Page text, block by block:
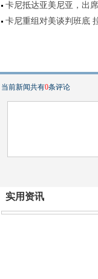
卡尼抵达亚美尼亚，出
卡尼重组对美谈判班底
当前新闻共有0条评论
实用资讯